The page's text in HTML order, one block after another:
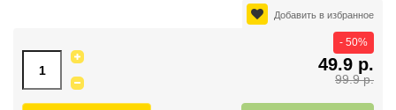
Добавить в избранное
99.9 р.
49.9 р.
- 50%